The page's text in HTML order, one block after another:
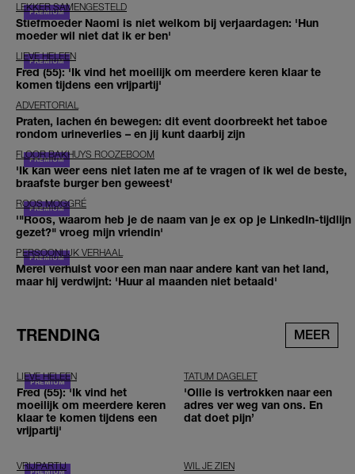
LEKKER SAMENGESTELD
Stiefmoeder Naomi is niet welkom bij verjaardagen: 'Hun
moeder wil niet dat ik er ben'
LIEVE HELEEN
Fred (55): 'Ik vind het moeilijk om meerdere keren klaar te
komen tijdens een vrijpartij'
ADVERTORIAL
Praten, lachen én bewegen: dit event doorbreekt het taboe
rondom urineverlies – en jij kunt daarbij zijn
FLOOR BAKHUYS ROOZEBOOM
'Ik kan weer eens niet laten me af te vragen of ik wel de beste,
braafste burger ben geweest'
ROOS MOGGRÉ
'"Roos, waarom heb je de naam van je ex op je LinkedIn-tijdlijn
gezet?" vroeg mijn vriendin'
PERSOONLIJK VERHAAL
Merel verhuist voor een man naar andere kant van het land,
maar hij verdwijnt: 'Huur al maanden niet betaald'
TRENDING MEER
LIEVE HELEEN
Fred (55): 'Ik vind het
moeilijk om meerdere keren
klaar te komen tijdens een
vrijpartij'
TATUM DAGELET
'Ollie is vertrokken naar een
adres ver weg van ons. En
dat doet pijn’
VRIJPARTIJ WIL JE ZIEN